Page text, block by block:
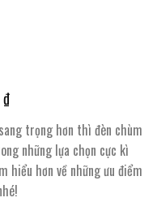
₫.
₫Giá
hiện
tại
là:
45.771.000 ₫.
trọng hơn thì đèn chùm
những lựa chọn cực kì
hiểu hơn về những ưu điểm